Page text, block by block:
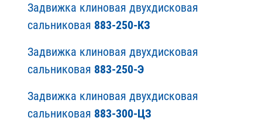
Задвижка клиновая двухдисковая
сальниковая 883-250-КЗ
Задвижка клиновая двухдисковая
сальниковая 883-250-Э
Задвижка клиновая двухдисковая
сальниковая 883-300-ЦЗ